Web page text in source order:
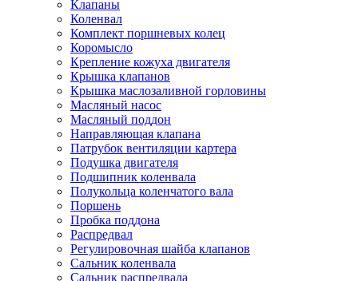
Клапаны
Коленвал
Комплект поршневых колец
Коромысло
Крепление кожуха двигателя
Крышка клапанов
Крышка маслозаливной горловины
Масляный насос
Масляный поддон
Направляющая клапана
Патрубок вентиляции картера
Подушка двигателя
Подшипник коленвала
Полукольца коленчатого вала
Поршень
Пробка поддона
Распредвал
Регулировочная шайба клапанов
Сальник коленвала
Сальник распредвала